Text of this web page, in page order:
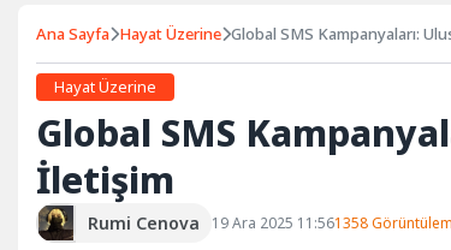
Ana Sayfa Hayat Üzerine Global SMS Kampanyaları:
Hayat Üzerine
Global SMS
İletişim
Rumi Cenova 19 Ara 2025 11:561358